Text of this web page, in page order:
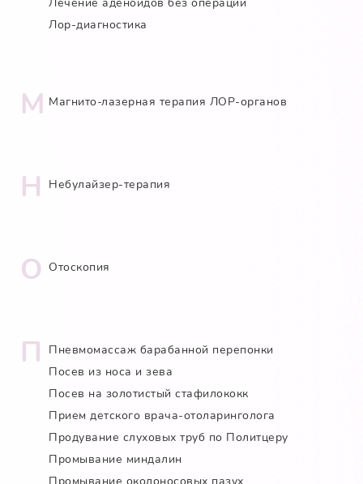
Лор-диагностика
М Магнито-лазерная терапия ЛОР-органов
Н Небулайзер-терапия
О Отоскопия
П
Пневмомассаж барабанной перепонки
Посев из носа и зева
Посев на золотистый стафилококк
Прием детского врача-отоларинголога
Продувание слуховых труб по Политцеру
Промывание миндалин